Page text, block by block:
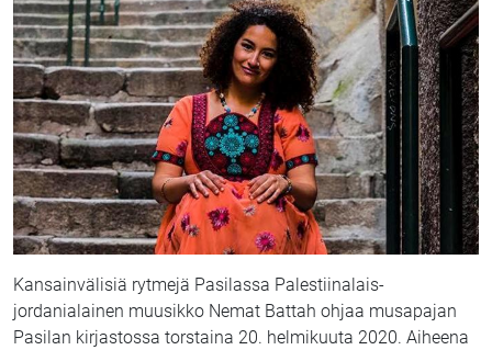
Kansainvälisiä rytmejä Pasilassa Palestiinalais-
jordanialainen muusikko Nemat Battah ohjaa musapajan
Pasilan kirjastossa torstaina 20. helmikuuta 2020. Aiheena